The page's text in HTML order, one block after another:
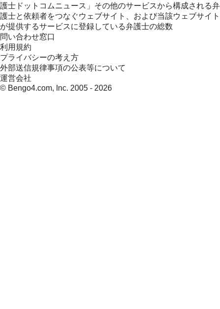
護士ドットコムニュース」その他のサービスから構成される弁
護士と依頼者をつなぐウェブサイト、および当該ウェブサイト
が提供するサービスに登録している弁護士の総数
問い合わせ窓口
利用規約
プライバシーの考え方
外部送信規律事項の公表等について
運営会社
© Bengo4.com, Inc. 2005 - 2026